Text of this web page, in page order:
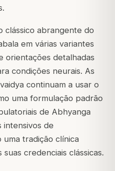
clássico abrangente do
em várias variantes
orientações detalhadas
condições neurais. As
continuam a usar o
uma formulação padrão
de Abhyanga
intensivos de
uma tradição clínica
credenciais clássicas.